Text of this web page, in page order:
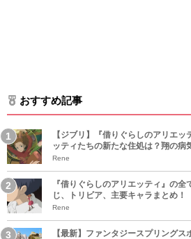
おすすめ記事
【ジブリ】『借りぐらしのアリエ
ッティたちの新たな住処は？翔の病
Rene
『借りぐらしのアリエッティ』の
じ、トリビア、主要キャラまとめ！
Rene
【最新】ファンタジースプリング